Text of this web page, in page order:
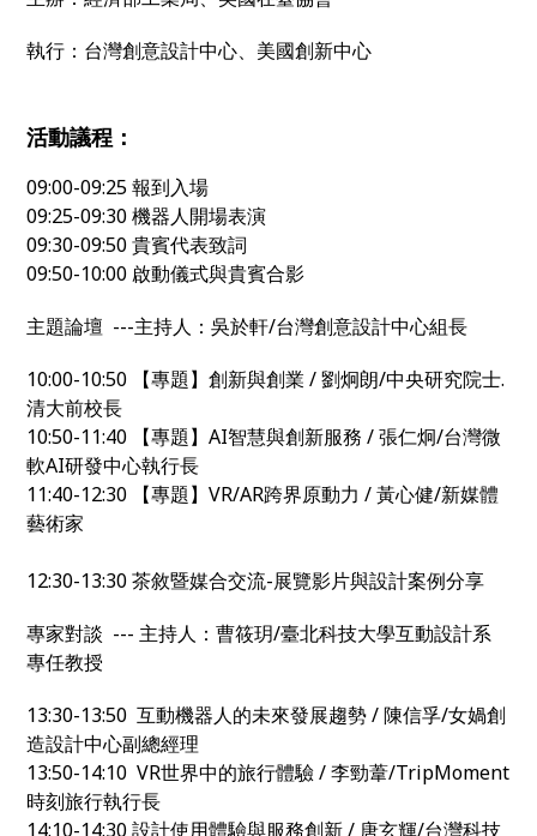
執行：台灣創意設計中心、美國創新中心
活動議程：
09:00-09:25 報到入場
09:25-09:30 機器人開場表演
09:30-09:50 貴賓代表致詞
09:50-10:00 啟動儀式與貴賓合影
主題論壇 ---主持人：吳於軒/台灣創意設計中心組長
10:00-10:50 【專題】創新與創業 / 劉炯朗/中央研究院士.
清大前校長
10:50-11:40 【專題】AI智慧與創新服務 / 張仁炯/台灣微
軟AI研發中心執行長
11:40-12:30 【專題】VR/AR跨界原動力 / 黃心健/新媒體
藝術家
12:30-13:30茶敘暨媒合交流-展覽影片與設計案例分享
專家對談 --- 主持人：曹筱玥/臺北科技大學互動設計系
專任教授
13:30-13:50 互動機器人的未來發展趨勢 / 陳信孚/女媧創
造設計中心副總經理
13:50-14:10 VR世界中的旅行體驗 / 李勁葦/TripMoment
時刻旅行執行長
14:10-14:30 設計使用體驗與服務創新 / 唐玄輝/台灣科技